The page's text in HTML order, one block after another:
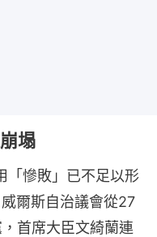
塌
「慘敗」已不足以形
爾斯自治議會從27
首席大臣文綺蘭連